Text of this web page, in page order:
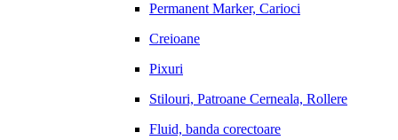
Permanent Marker, Carioci
Creioane
Pixuri
Stilouri, Patroane Cerneala, Rollere
Fluid, banda corectoare